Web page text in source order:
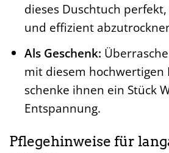
dieses Duschtuch
und effizient
Als Geschenk:
mit diesem hochwertigen
schenke ihnen ein Stück
Entspannung.
Pflegehinweise für